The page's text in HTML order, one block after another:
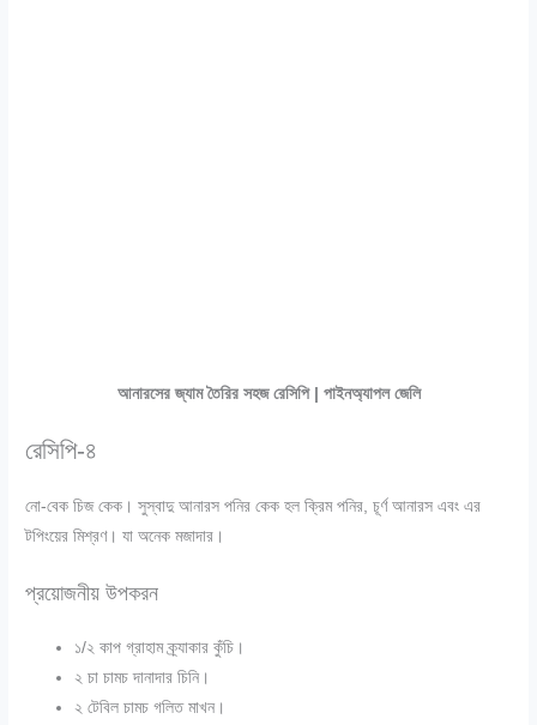
আনারসের জ্যাম তৈরির সহজ রেসিপি | পাইনঅ্যাপল জেলি
রেসিপি-৪
নো-বেক চিজ কেক। সুস্বাদু আনারস পনির কেক হল ক্রিম পনির, চূর্ণ আনারস এবং এর
টপিংয়ের মিশ্রণ। যা অনেক মজাদার।
প্রয়োজনীয় উপকরন
১/২ কাপ গ্রাহাম ক্র্যাকার কুঁচি।
২ চা চামচ দানাদার চিনি।
২ টেবিল চামচ গলিত মাখন।